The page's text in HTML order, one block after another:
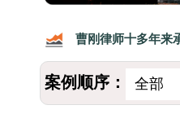
曹刚律师十多年来
案例顺序： 全部